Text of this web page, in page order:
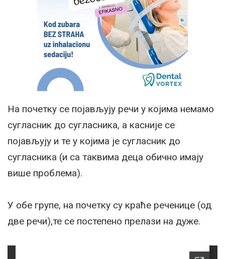
На почетку се појављују речи у којима немамо
сугласник до сугласника, а касније се
појављују и те у којима је сугласник до
сугласника (и са таквима деца обично имају
више проблема).
У обе групе, на почетку су краће реченице (од
две речи),те се постепено прелази на дуже.